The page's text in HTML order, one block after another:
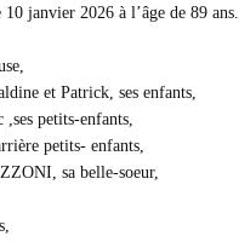
janvier 2026 à l’âge de 89 ans.
et Patrick, ses enfants,
petits-enfants,
petits- enfants,
sa belle-soeur,